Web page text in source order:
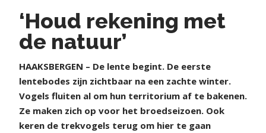
‘Houd rekening met
de natuur’
HAAKSBERGEN – De lente begint. De eerste
lentebodes zijn zichtbaar na een zachte winter.
Vogels fluiten al om hun territorium af te bakenen.
Ze maken zich op voor het broedseizoen. Ook
keren de trekvogels terug om hier te gaan